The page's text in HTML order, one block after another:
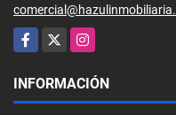
Facebook
X Instagram
INFORMACIÓN